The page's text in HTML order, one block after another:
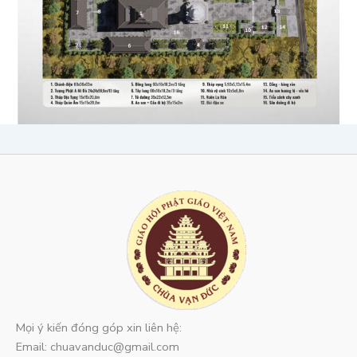
Mọi ý kiến đóng góp xin liên hệ:
Email: chuavanduc@gmail.com